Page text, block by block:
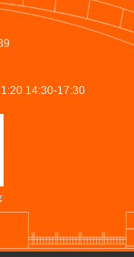
14:30-17:30